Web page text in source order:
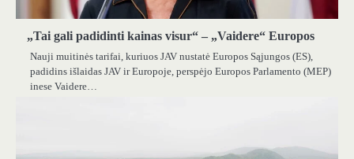
„Tai gali padidinti kainas visur“ – „Vaidere“ Europos
Nauji muitinės tarifai, kuriuos JAV nustatė Europos Sąjungos (ES),
padidins išlaidas JAV ir Europoje, perspėjo Europos Parlamento (MEP)
inese Vaidere…